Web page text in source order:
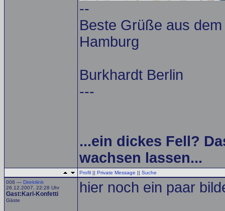
--
Beste Grüße aus
Hamburg
Burkhardt Berlin
---
...ein dickes Fell?
wachsen lassen...
Profil || Private Message || Suche
008 — Direktlink
26.12.2007, 22:28 Uhr
Gast:Karl-Konfetti
Gäste
hier noch ein paar